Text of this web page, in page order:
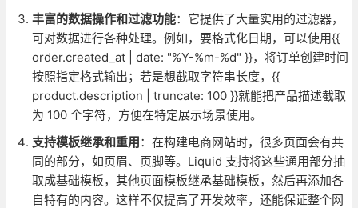
丰富的数据操作和过滤功能：它提供了大量实用的过滤器，
可对数据进行各种处理。例如，要格式化日期，可以使用{{
order.created_at | date: "%Y-%m-%d" }}，将订单创建时间
按照指定格式输出；若是想截取字符串长度，{{
product.description | truncate: 100 }}就能把产品描述截取
为 100 个字符，方便在特定展示场景使用。
支持模板继承和重用：在构建电商网站时，很多页面会有共
同的部分，如页眉、页脚等。Liquid 支持将这些通用部分抽
取成基础模板，其他页面模板继承基础模板，然后再添加各
自特有的内容。这样不仅提高了开发效率，还能保证整个网